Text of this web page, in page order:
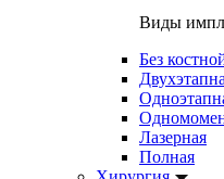
Виды
Без
Лазерная
Полная